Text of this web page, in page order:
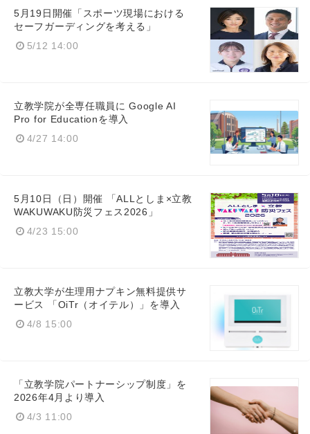
5月19日開催「スポーツ現場における
セーフガーディングを考える」
5/12 14:00
立教学院が全専任職員に Google AI
Pro for Educationを導入
4/27 14:00
5月10日（日）開催 「ALLとしま×立教
WAKUWAKU防災フェス2026」
4/23 15:00
立教大学が生理用ナプキン無料提供サ
ービス 「OiTr（オイテル）」を導入
4/8 15:00
「立教学院パートナーシップ制度」を
2026年4月より導入
4/3 11:00
English